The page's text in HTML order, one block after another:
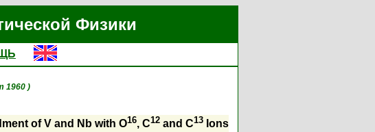
Физики
1960 )
of V and Nb with O16, C12 and C13 Ions